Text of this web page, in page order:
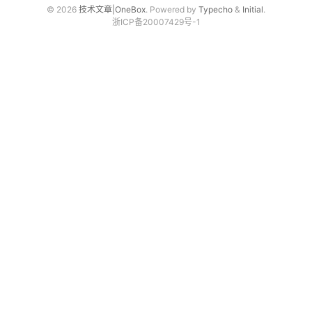
© 2026 技术文章|OneBox. Powered by Typecho & Initial.
浙ICP备20007429号-1